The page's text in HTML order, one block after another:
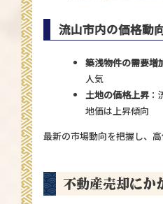
流山市内の価格動
築浅物件の需要増
人気
土地の価格上昇：
地価は上昇傾向
最新の市場動向を把握し、高
不動産売却にか